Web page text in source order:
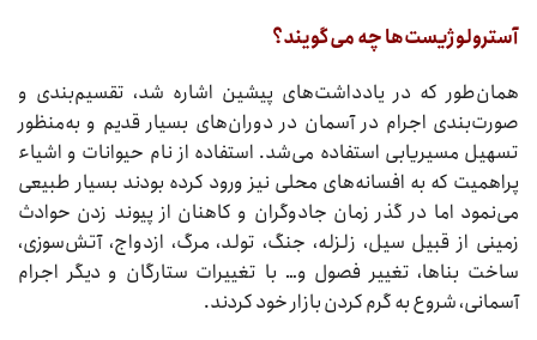
آسترولوژیست‌ها چه می‌گویند؟
همان‌طور که در یادداشت‌های پیشین اشاره شد، تقسیم‌بندی و
صورت‌بندی اجرام در آسمان در دوران‌های بسیار قدیم و به‌منظور
تسهیل مسیریابی استفاده می‌شد. استفاده از نام حیوانات و اشیاء
پراهمیت که به افسانه‌های محلی نیز ورود کرده بودند بسیار طبیعی
می‌نمود اما در گذر زمان جادوگران و کاهنان از پیوند زدن حوادث
زمینی از قبیل سیل، زلزله، جنگ، تولد، مرگ، ازدواج، آتش‌سوزی،
ساخت بناها، تغییر فصول و… با تغییرات ستارگان و دیگر اجرام
آسمانی، شروع به گرم کردن بازار خود کردند.